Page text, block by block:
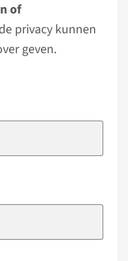
of
privacy kunnen
geven.